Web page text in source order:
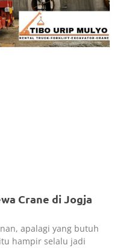
Crane di Jogja
apalagi yang butuh
hampir selalu jadi